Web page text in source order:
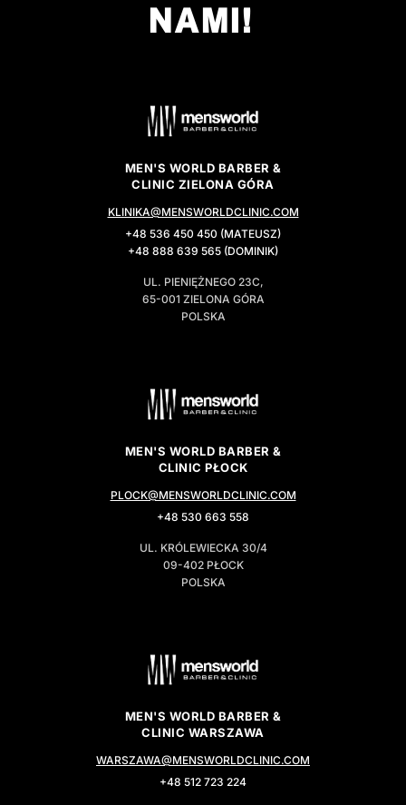
NAMI!
MEN'S WORLD BARBER &
CLINIC ZIELONA GÓRA
KLINIKA@MENSWORLDCLINIC.COM
+48 536 450 450 (MATEUSZ)
+48 888 639 565 (DOMINIK)
UL. PIENIĘŻNEGO 23C,
65-001 ZIELONA GÓRA
POLSKA
MEN'S WORLD BARBER &
CLINIC PŁOCK
PLOCK@MENSWORLDCLINIC.COM
+48 530 663 558
UL. KRÓLEWIECKA 30/4
09-402 PŁOCK
POLSKA
MEN'S WORLD BARBER &
CLINIC WARSZAWA
WARSZAWA@MENSWORLDCLINIC.COM
+48 512 723 224